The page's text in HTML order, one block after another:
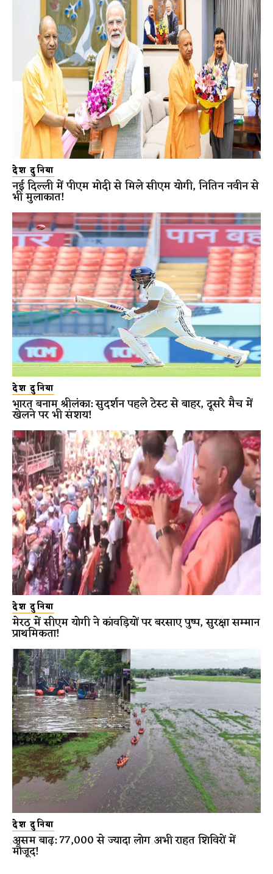
देश दुनिया
नई दिल्ली में पीएम मोदी से मिले सीएम योगी, नितिन नवीन से
भी मुलाकात!
देश दुनिया
भारत बनाम श्रीलंका: सुदर्शन पहले टेस्ट से बाहर, दूसरे मैच में
खेलने पर भी संशय!
देश दुनिया
मेरठ में सीएम योगी ने कांवड़ियों पर बरसाए पुष्प, सुरक्षा सम्मान
प्राथमिकता!
देश दुनिया
असम बाढ़: 77,000 से ज्यादा लोग अभी राहत शिविरों में
मौजूद!